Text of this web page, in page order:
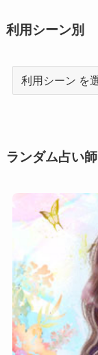
利用シーン別
利
用
ン
ランダム占い師